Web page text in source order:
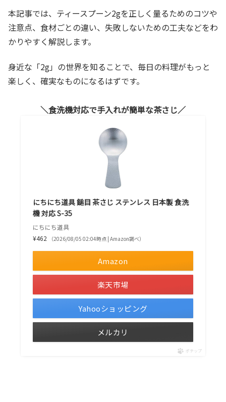
本記事では、ティースプーン2gを正しく量るためのコツや
注意点、食材ごとの違い、失敗しないための工夫などをわ
かりやすく解説します。
身近な「2g」の世界を知ることで、毎日の料理がもっと
楽しく、確実なものになるはずです。
食洗機対応で手入れが簡単な茶さじ
にちにち道具 鎚目 茶さじ ステンレス 日本製 食洗
機 対応 S-35
にちにち道具
¥462
（2026/08/05 02:04時点 | Amazon調べ）
Amazon
楽天市場
Yahooショッピング
メルカリ
ポチップ